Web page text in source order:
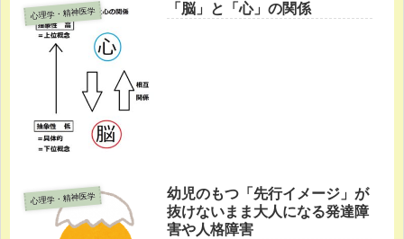
心理学・精神医学 「脳」と「心」の関係
心理学・精神医学
幼児のもつ「先行イメージ」が
抜けないまま大人になる発達障
害や人格障害